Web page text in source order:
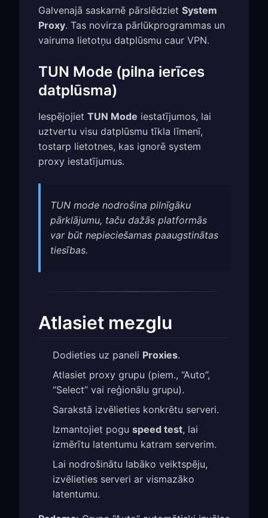
Galvenajā saskarnē pārslēdziet System
Proxy. Tas novirza pārlūkprogrammas un
vairuma lietotņu datplūsmu caur VPN.
TUN Mode (pilna ierīces
datplūsma)
Iespējojiet TUN Mode iestatījumos, lai
uztvertu visu datplūsmu tīkla līmenī,
tostarp lietotnes, kas ignorē system
proxy iestatījumus.
TUN mode nodrošina pilnīgāku
pārklājumu, taču dažās platformās
var būt nepieciešamas paaugstinātas
tiesības.
Atlasiet mezglu
Dodieties uz paneli Proxies.
Atlasiet proxy grupu (piem., “Auto”,
“Select” vai reģionālu grupu).
Sarakstā izvēlieties konkrētu serveri.
Izmantojiet pogu speed test, lai
izmērītu latentumu katram serverim.
Lai nodrošinātu labāko veiktspēju,
izvēlieties serveri ar vismazāko
latentumu.